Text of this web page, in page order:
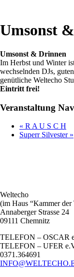
Umsonst
Umsonst & Drinnen
Im Herbst und Winter
wechselnden DJs,
genütliche Weltecho
Eintritt frei!
Veranstaltung
« R A U S C H
Superr Silvester »
Weltecho
(im Haus “Kammer der
Annaberger Strasse 24
09111 Chemnitz
TELEFON – OSCAR
TELEFON – UFER
0371.364691